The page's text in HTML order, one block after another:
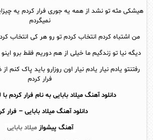
هیشکی مثه تو نشد از همه یه جوری فرار کردم یه
نمیگردم
من اشتباه کردم انتخاب کردم تو رو هر کی انتخاب
دیگه نیا تو زندگیم ما خیلی از هم دوریم فقط برو
رفتنتو یادم نیار یادم نیار اون روزارو باید پاک کنم
فرار کردم
دانلود آهنگ میلاد بابایی به نام فرار کردم
دانلود آهنگ میلاد بابایی – فرار
آهنگ پیشواز میلاد بابایی